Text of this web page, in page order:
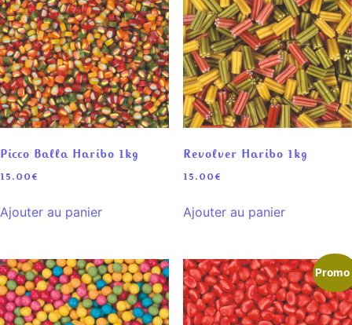
Picco Balla Haribo 1kg
15.00€
Ajouter au panier
Revolver Haribo 1kg
15.00€
Ajouter au panier
Promo